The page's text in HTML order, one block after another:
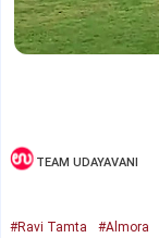
TEAM UDAYAVANI
#Ravi Tamta #Almora